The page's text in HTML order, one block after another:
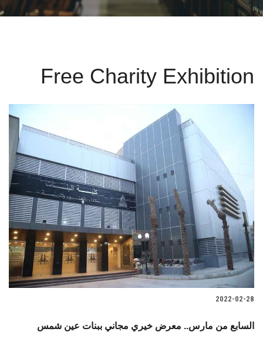
البحث العلمي
المراكز والوحدات
الأنظمة الذكية
الإعلام
تواصل معنا
الطلاب
هيئة التدريس
الدراسات العليا
Free Charity Exhibition
2022-02-28
السابع من مارس.. معرض خيري مجاني ببنات عين شمس